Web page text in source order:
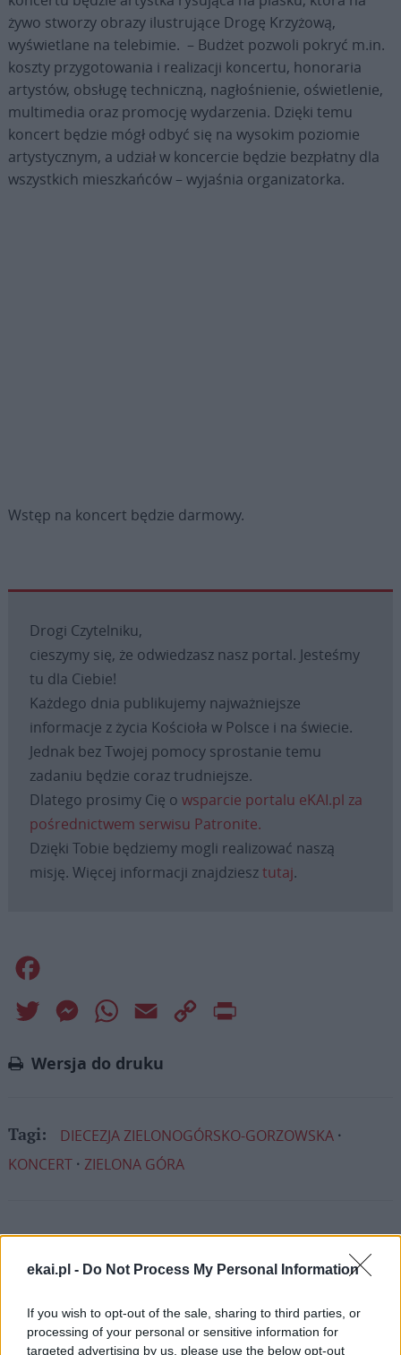
ekai.pl - Do Not Process My Personal Information
If you wish to opt-out of the sale, sharing to third parties, or
processing of your personal or sensitive information for
targeted advertising by us, please use the below opt-out
żywo stworzy obrazy ilustrujące Drogę Krzyżową,
wyświetlane na telebimie. – Budżet pozwoli pokryć m.in.
koszty przygotowania i realizacji koncertu, honoraria
artystów, obsługę techniczną, nagłośnienie, oświetlenie,
multimedia oraz promocję wydarzenia. Dzięki temu
koncert będzie mógł odbyć się na wysokim poziomie
artystycznym, a udział w koncercie będzie bezpłatny dla
wszystkich mieszkańców – wyjaśnia organizatorka.
Wstęp na koncert będzie darmowy.
Drogi Czytelniku,
cieszymy się, że odwiedzasz nasz portal. Jesteśmy
tu dla Ciebie!
Każdego dnia publikujemy najważniejsze
informacje z życia Kościoła w Polsce i na świecie.
Jednak bez Twojej pomocy sprostanie temu
zadaniu będzie coraz trudniejsze.
Dlatego prosimy Cię o wsparcie portalu eKAI.pl za
pośrednictwem serwisu Patronite.
Dzięki Tobie będziemy mogli realizować naszą
misję. Więcej informacji znajdziesztutaj.
Twitter MessengerWhatsApp
Email
Copy
Wersja do druku
Tagi:
DIECEZJA ZIELONOGÓRSKO-GORZOWSKA
KONCERT
ZIELONA GÓRA
Najnowsze
06 sierpnia 2026 | 09:50
Jarosław: obchody 450 lat cudownego obrazu Matki Bożej
Śnieżnej